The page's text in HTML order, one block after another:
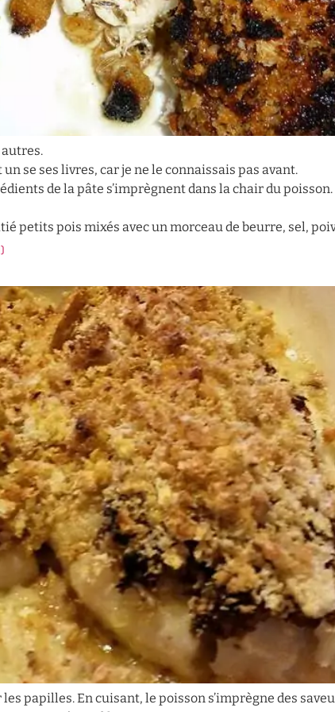
autres.
se ses livres, car je ne le connaissais pas avant.
de la pâte s’imprègnent dans la chair du poisson.
petits pois mixés avec un morceau de beurre, sel,
papilles. En cuisant, le poisson s’imprègne des